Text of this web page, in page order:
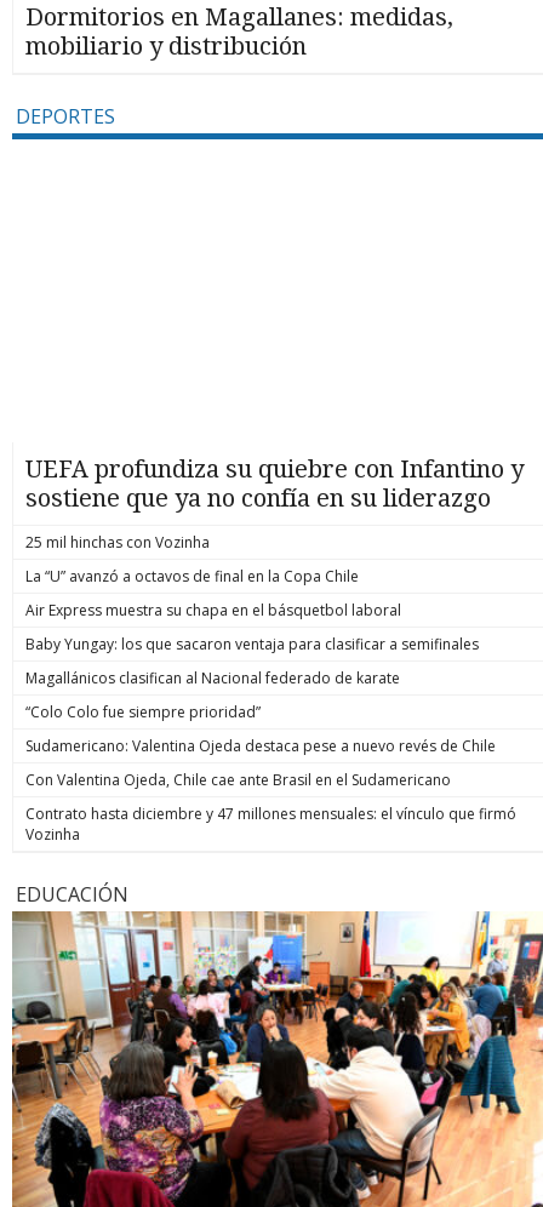
Dormitorios en Magallanes: medidas,
mobiliario y distribución
DEPORTES
UEFA profundiza su quiebre con Infantino y
sostiene que ya no confía en su liderazgo
25 mil hinchas con Vozinha
La “U” avanzó a octavos de final en la Copa Chile
Air Express muestra su chapa en el básquetbol laboral
Baby Yungay: los que sacaron ventaja para clasificar a semifinales
Magallánicos clasifican al Nacional federado de karate
“Colo Colo fue siempre prioridad”
Sudamericano: Valentina Ojeda destaca pese a nuevo revés de Chile
Con Valentina Ojeda, Chile cae ante Brasil en el Sudamericano
Contrato hasta diciembre y 47 millones mensuales: el vínculo que firmó
Vozinha
EDUCACIÓN